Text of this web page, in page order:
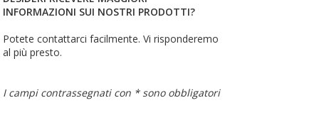
INFORMAZIONI SUI NOSTRI PRODOTTI?
Potete contattarci facilmente. Vi risponderemo
al più presto.
I campi contrassegnati con * sono obbligatori